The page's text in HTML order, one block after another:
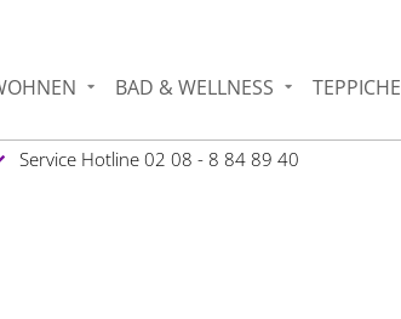
BAD & WELLNESS TEPPICHE
Service Hotline 02 08 - 8 84 89 40